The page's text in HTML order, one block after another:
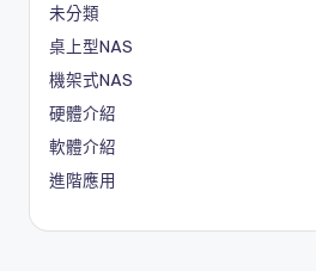
未分類
桌上型NAS
機架式NAS
硬體介紹
軟體介紹
進階應用